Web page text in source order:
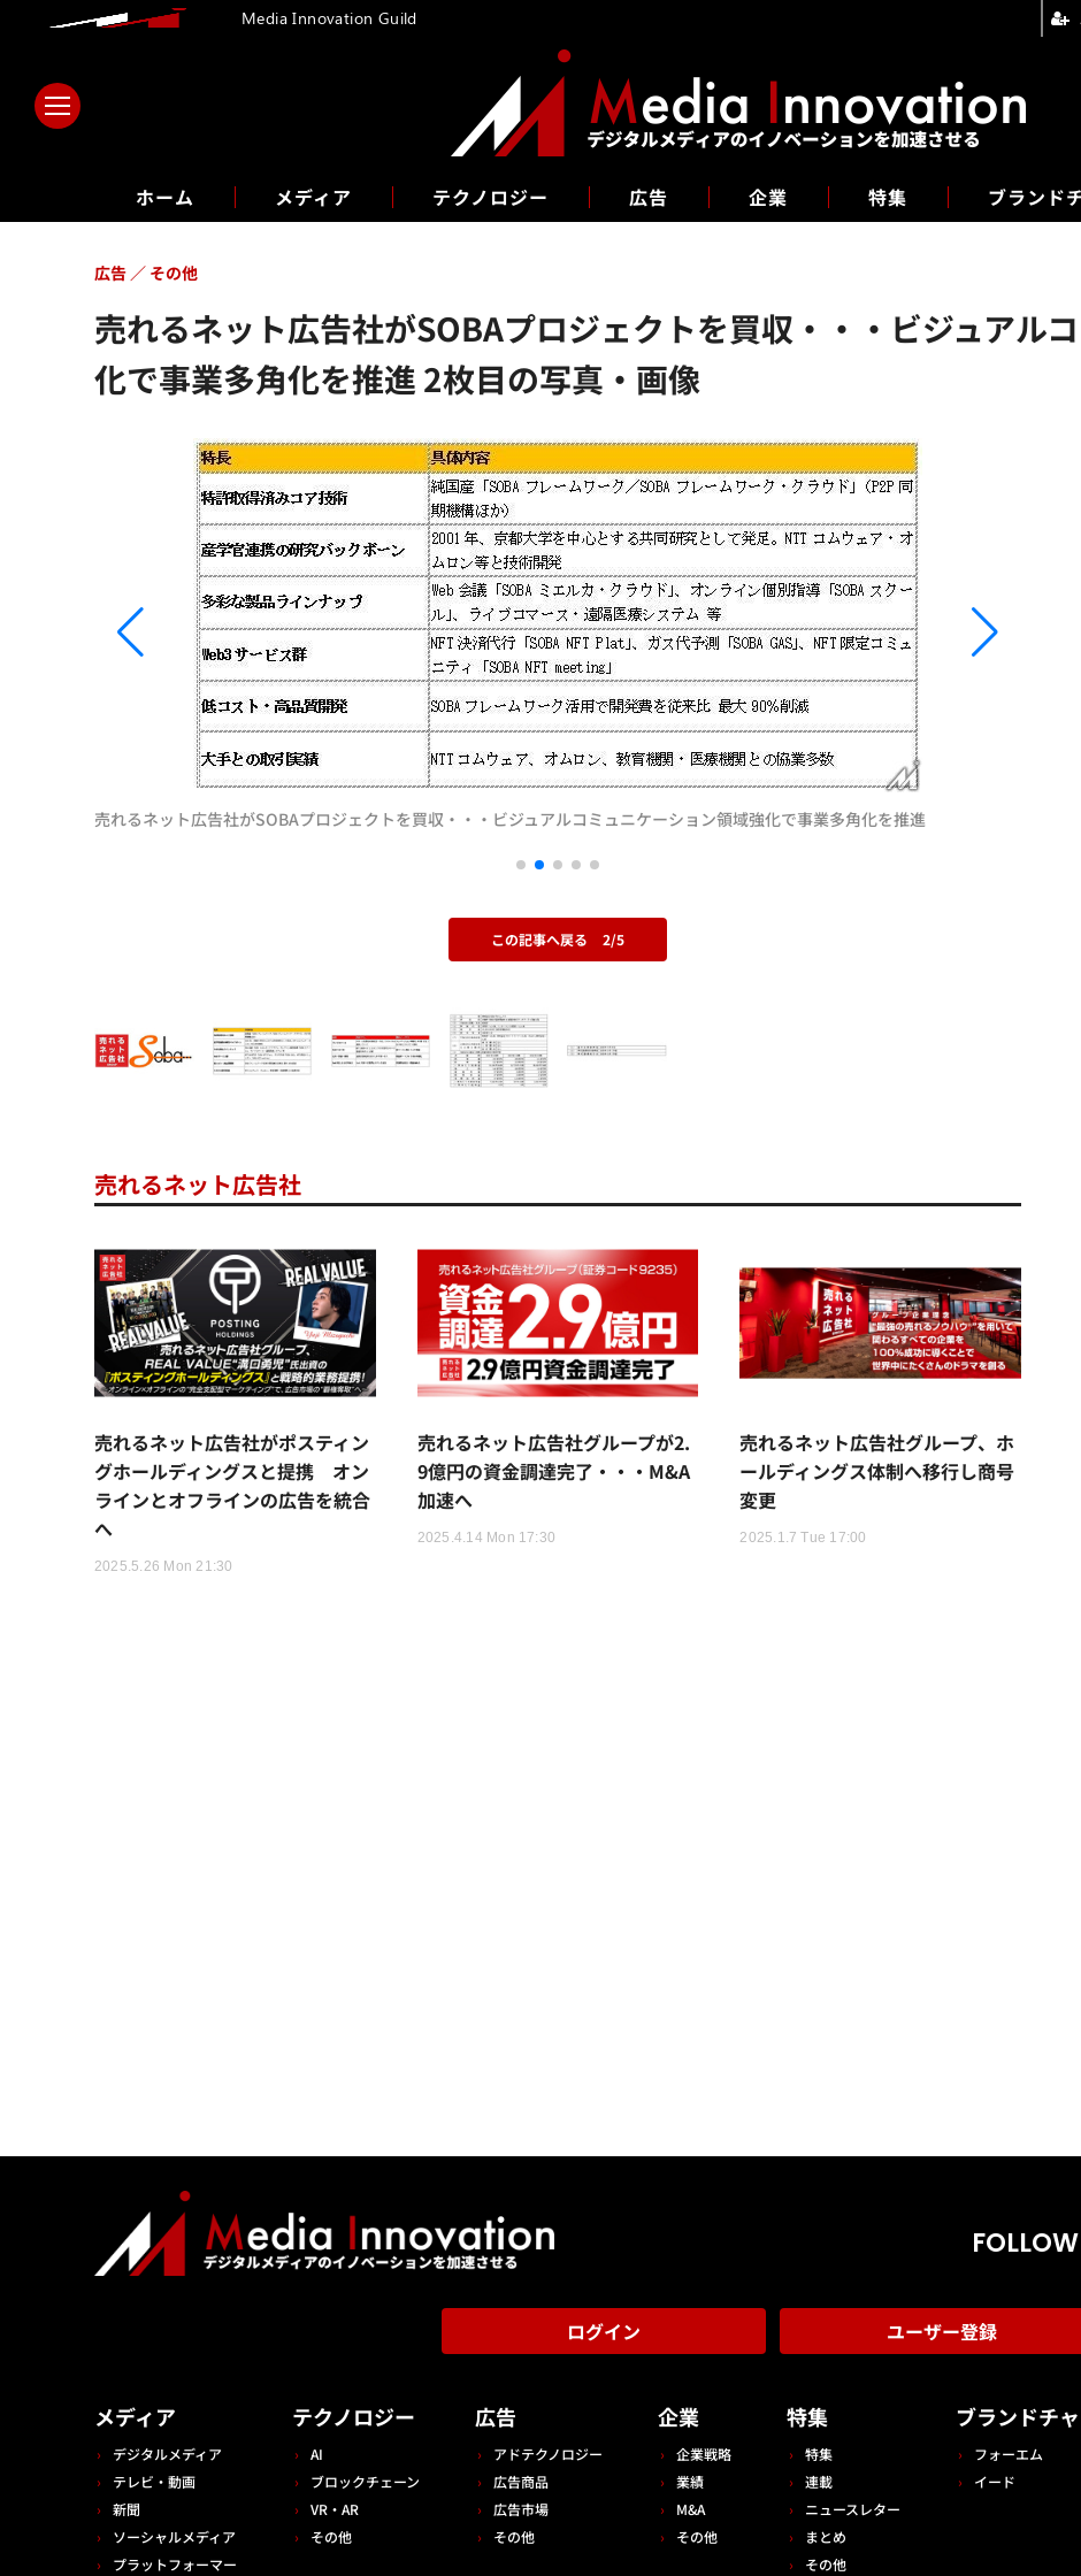
ホーム メディア テクノロジー 広告 企業 特集 ブランド
フォ
売れるネット広告社がSOBAプロジェクトを買収・・・ビジュアル
化で事業多角化を推進 2枚目の写真・画像
広告 その他
売れるネット広告社がSOBAプロジェクトを買収・・・ビジュアルコミュニケーション領域強化で事業多角化を推進
売れ
この記事へ戻る 2/5
売れるネット広告社
売れるネット広告社がポスティン
グホールディングスと提携 オン
ラインとオフラインの広告を統合
へ
2025.5.26 Mon 21:30
売れるネット広告社グループが2.
9億円の資金調達完了・・・M&A
加速へ
2025.4.14 Mon 17:30
売れるネット広告社グループ、ホ
ールディングス体制へ移行し商号
変更
2025.1.7 Tue 17:00
ログイン ユーザー登録
メディア
デジタルメディア
テレビ・動画
新聞
ソーシャルメディア
プラットフォーマー
テクノロジー
AI
ブロックチェーン
VR・AR
その他
広告
アドテクノロジー
広告商品
広告市場
その他
企業
企業戦略
業績
M&A
その他
特集
特集
連載
ニュースレター
まとめ
その他
ブランドチ
フォーエム
イード
Media Innovation Guild